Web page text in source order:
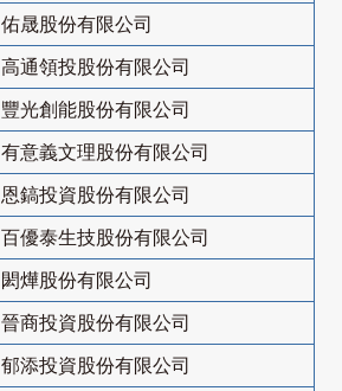
佑晟股份有限公司
高通領投股份有限公司
豐光創能股份有限公司
有意義文理股份有限公司
恩鎬投資股份有限公司
百優泰生技股份有限公司
閎燁股份有限公司
晉商投資股份有限公司
郁添投資股份有限公司